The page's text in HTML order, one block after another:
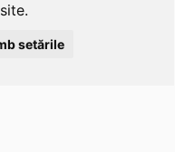
setările